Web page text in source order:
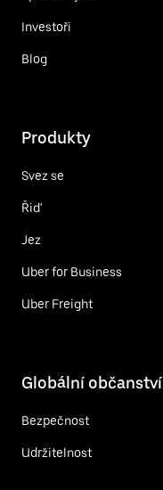
Investoři
Blog
Produkty
Svez se
Řiď
Jez
Uber for Business
Uber Freight
Globální občanství
Bezpečnost
Udržitelnost